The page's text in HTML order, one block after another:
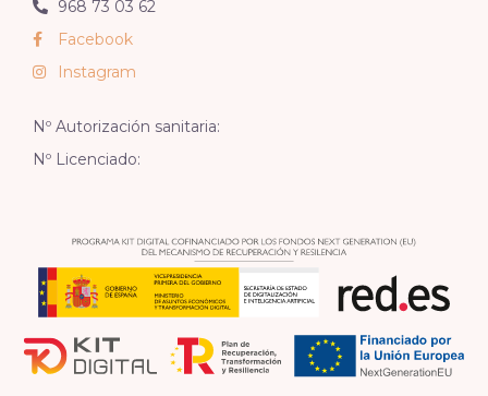
968 73 03 62
Facebook
Instagram
Nº Autorización sanitaria:
Nº Licenciado: